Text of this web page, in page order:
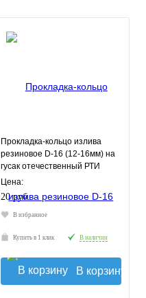
Прокладка-кольцо излива
резиновое D-16 (12-16мм) на
гусак отечественный РТИ
Цена:
20 руб.
В избранное
Купить в 1 клик В наличии
В корзину